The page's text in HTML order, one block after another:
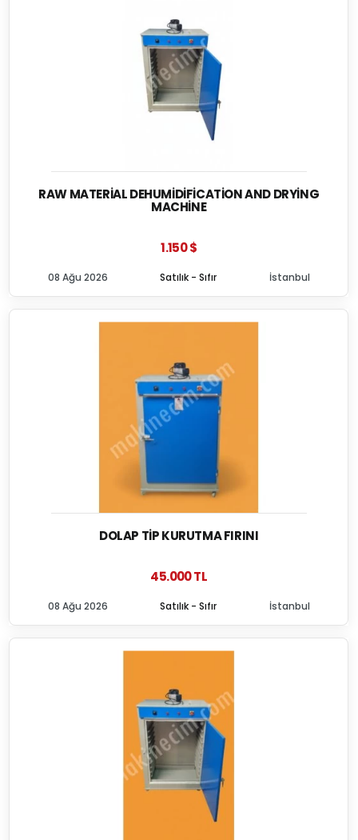
RAW MATERIAL DEHUMIDIFICATION AND DRYING
MACHINE
1.150 $
Satılık - Sıfır
08 Ağu 2026 İstanbul
DOLAP TIP KURUTMA FIRINI
45.000 TL
Satılık - Sıfır
08 Ağu 2026 İstanbul